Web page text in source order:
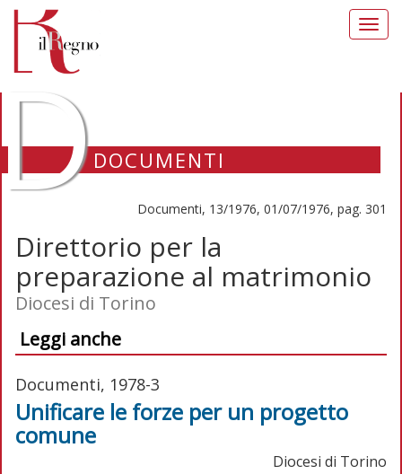
DOCUMENTI
Documenti, 13/1976, 01/07/1976, pag. 301
Direttorio per la
preparazione al matrimonio
Diocesi di Torino
Leggi anche
Documenti, 1978-3
Unificare le forze per un progetto
comune
Diocesi di Torino